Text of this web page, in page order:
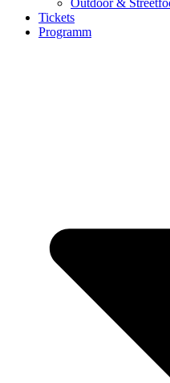
Outdoor &
Tickets
Programm